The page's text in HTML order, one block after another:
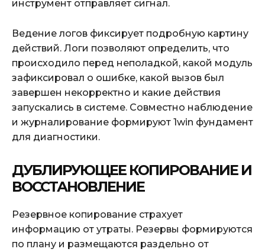
инструмент отправляет сигнал.
Ведение логов фиксирует подробную картину
действий. Логи позволяют определить, что
происходило перед неполадкой, какой модуль
зафиксировал о ошибке, какой вызов был
завершен некорректно и какие действия
запускались в системе. Совместно наблюдение
и журналирование формируют 1win фундамент
для диагностики.
ДУБЛИРУЮЩЕЕ КОПИРОВАНИЕ И
ВОССТАНОВЛЕНИЕ
Резервное копирование страхует
информацию от утраты. Резервы формируются
по плану и размещаются раздельно от